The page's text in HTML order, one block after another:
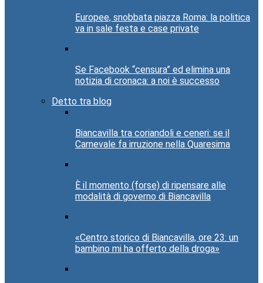
Europee, snobbata piazza Roma: la politica
va in sale festa e case private
Se Facebook “censura” ed elimina una
notizia di cronaca: a noi è successo
Detto tra blog
Biancavilla tra coriandoli e ceneri: se il
Carnevale fa irruzione nella Quaresima
È il momento (forse) di ripensare alle
modalità di governo di Biancavilla
«Centro storico di Biancavilla, ore 23: un
bambino mi ha offerto della droga»